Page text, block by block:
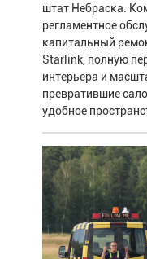
штат Небраска.
регламентное
капитальный
Starlink, полную
интерьера и
превратившие
удобное